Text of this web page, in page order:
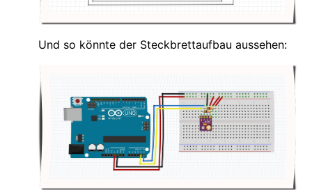
Und so könnte der Steckbrettaufbau aussehen: